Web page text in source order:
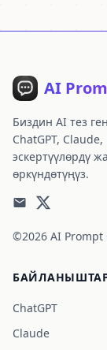
AI
Биздин AI тез
ChatGPT,
эскертүүлөрдү
өркүндөтүңүз.
©2026 AI Prompt
ChatGPT
Claude